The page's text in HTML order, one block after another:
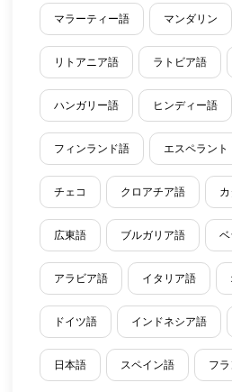
マラーティー語 マンダリン
リトアニア語 ラトビア語
ハンガリー語 ヒンディー語
フィンランド語 エスペラント
チェコ クロアチア語
広東語 ブルガリア語
アラビア語 イタリア語
ドイツ語 インドネシア語
日本語 スペイン語 フ